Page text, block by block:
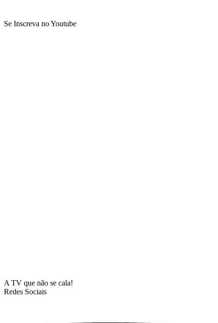
Se Inscreva no Youtube
A TV que não se cala!
Redes Sociais